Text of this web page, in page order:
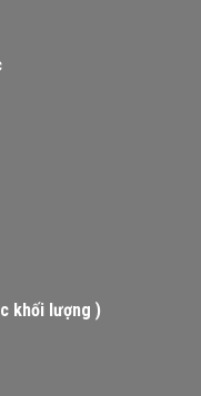
khối lượng )